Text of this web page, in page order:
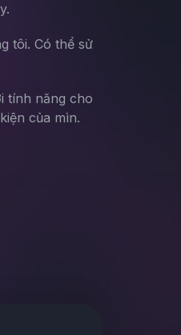
tôi. Có thể sử
tính năng cho
của mìn.